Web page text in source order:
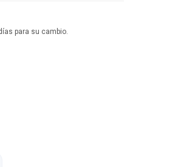
para su cambio.